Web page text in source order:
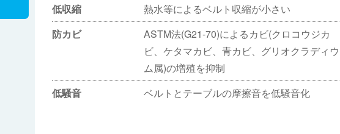
低収縮
熱水等によるベルト収縮が小さい
防カビ
ASTM法(G21-70)によるカビ(クロコウジカ
ビ、ケタマカビ、青カビ、グリオクラディウ
ム属)の増殖を抑制
低騒音
ベルトとテーブルの摩擦音を低騒音化